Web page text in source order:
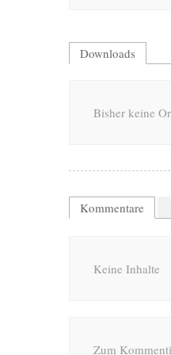
Downloads
Bisher keine
Kommentare
Keine Inhalte
Zum